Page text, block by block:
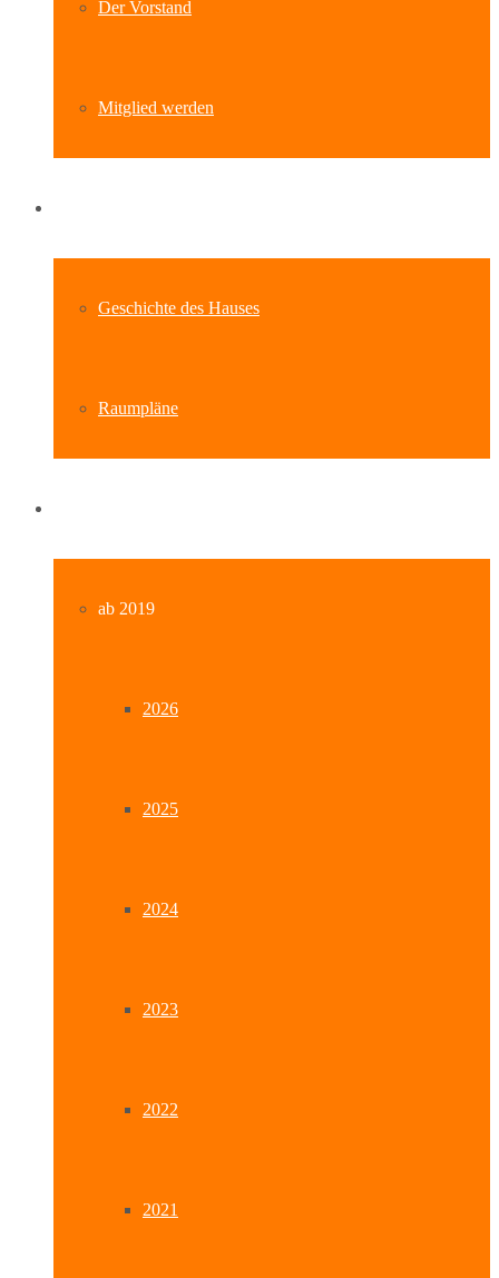
Der Vorstand
Mitglied werden
Geschichte des Hauses
Raumpläne
ab 2019
2026
2025
2024
2023
2022
2021